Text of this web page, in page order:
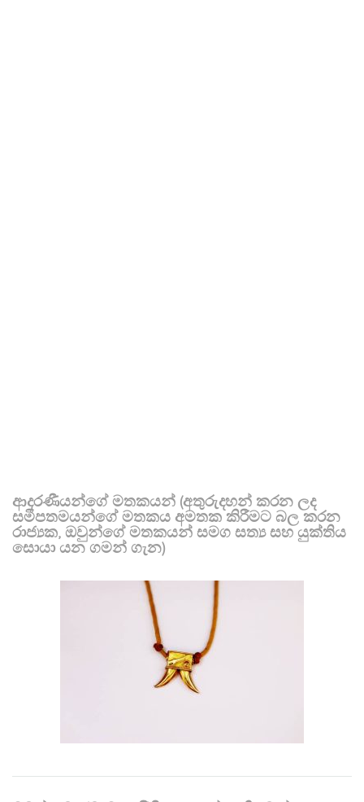
ආදරණීයන්ගේ මතකයන් (අතුරුදහන් කරන ලද
සමීපතමයන්ගේ මතකය අමතක කිරීමට බල කරන
රාජ්‍යක, ඔවුන්ගේ මතකයන් සමග සත්‍ය සහ යුක්තිය
සොයා යන ගමන් ගැන)